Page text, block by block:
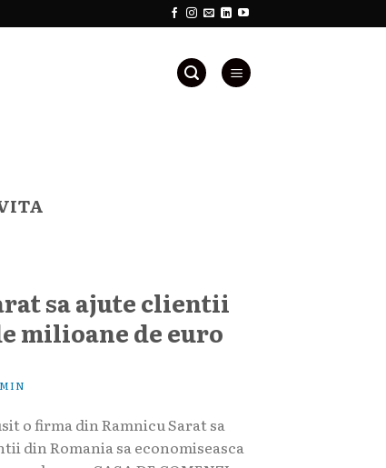
sa ajute clientii
milioane de euro
o firma din Ramnicu Sarat sa
din Romania sa economiseasca